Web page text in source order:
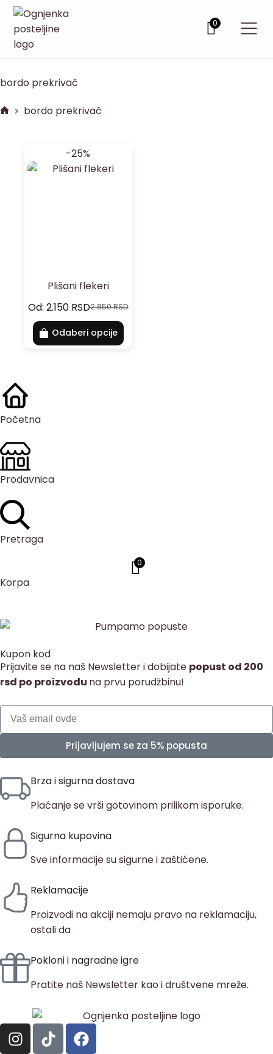
0
bordo prekrivač
bordo prekrivač
-25%
Plišani flekeri
Od:
2.850RSD
2.150 RSD
Odaberi opcije
Početna
Prodavnica
Pretraga
0
Korpa
Kupon kod
Prijavite se na naš Newsletter i dobijate popust od 200
rsd po proizvodu na prvu porudžbinu!
Prijavljujem se za 5% popusta
Brza i sigurna dostava
Plaćanje se vrši gotovinom prilikom isporuke.
Sigurna kupovina
Sve informacije su sigurne i zaštićene.
Reklamacije
Proizvodi na akciji nemaju pravo na reklamaciju,
ostali da
Pokloni i nagradne igre
Pratite naš Newsletter kao i društvene mreže.